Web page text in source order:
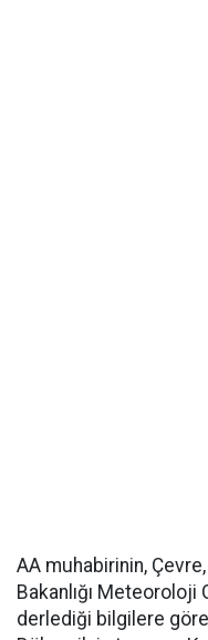
AA muhabirinin,
Bakanlığı
derlediği bilgilere